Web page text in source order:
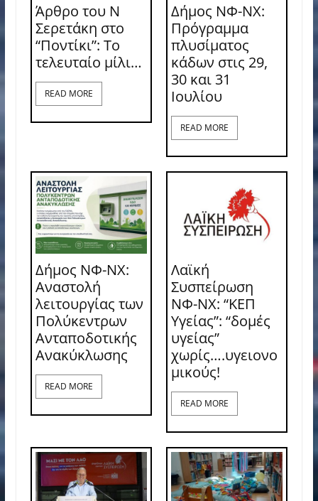
Άρθρο του Ν
Σερετάκη στο
“Ποντίκι”: Το
τελευταίο μίλι…
READ MORE
Δήμος ΝΦ-ΝΧ:
Πρόγραμμα
πλυσίματος
κάδων στις 29,
30 και 31
Ιουλίου
READ MORE
Δήμος ΝΦ-ΝΧ:
Αναστολή
λειτουργίας των
Πολύκεντρων
Ανταποδοτικής
Ανακύκλωσης
READ MORE
Λαϊκή
Συσπείρωση
ΝΦ-ΝΧ: “ΚΕΠ
Υγείας”: “δομές
υγείας”
χωρίς….υγειονο
μικούς!
READ MORE